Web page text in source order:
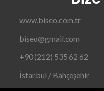
www.biseo.com.tr
biseo@gmail.com
+90 (212) 535 62 62
İstanbul / Bahçeşehir